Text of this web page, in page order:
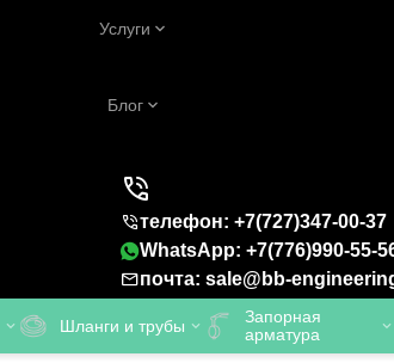
Услуги
Блог
телефон: +7(727)347-00-37
WhatsApp: +7(776)990-55-
почта: sale@bb-
Шланги и трубы
Запорная
арматура